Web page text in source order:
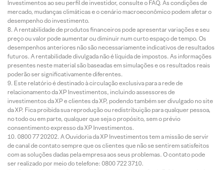
Investimentos ao seu perfil de investidor, consulte o FAQ. As condições de
mercado, mudanças climáticas e o cenário macroeconômico podem afetar o
desempenho do investimento.
A rentabilidade de produtos financeiros pode apresentar variações e seu
preço ou valor pode aumentar ou diminuir num curto espaço de tempo. Os
desempenhos anteriores não são necessariamente indicativos de resultados
futuros. A rentabilidade divulgada não é líquida de impostos. As informações
presentes neste material são baseadas em simulações e os resultados reais
poderão ser significativamente diferentes.
Este relatório é destinado à circulação exclusiva para a rede de
relacionamento da XP Investimentos, incluindo assessores de
investimentos da XP e clientes da XP, podendo também ser divulgado no site
da XP. Fica proibida sua reprodução ou redistribuição para qualquer pessoa,
no todo ou em parte, qualquer que seja o propósito, sem o prévio
consentimento expresso da XP Investimentos.
0800 77 20202. A Ouvidoria da XP Investimentos tem a missão de servir
de canal de contato sempre que os clientes que não se sentirem satisfeitos
com as soluções dadas pela empresa aos seus problemas. O contato pode
ser realizado por meio do telefone: 0800 722 3710.